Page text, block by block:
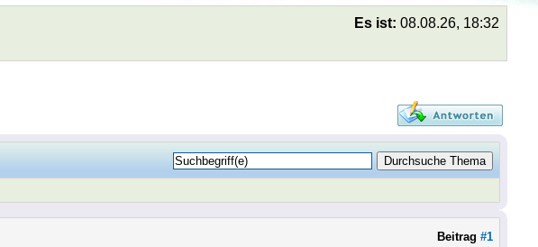
Es ist: 08.08.26, 18:32
Beitrag #1